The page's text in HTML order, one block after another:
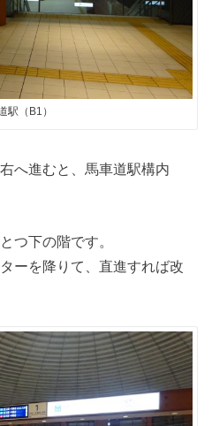
駅（B1）
へ進むと、馬車道駅構内
つ下の階です。
ーを降りて、直進すれば改